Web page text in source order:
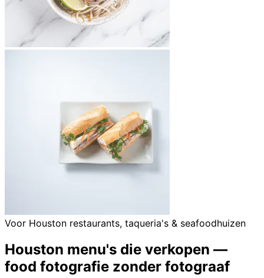
Voor Houston restaurants, taqueria's & seafoodhuizen
Houston menu's die verkopen —
food fotografie zonder fotograaf